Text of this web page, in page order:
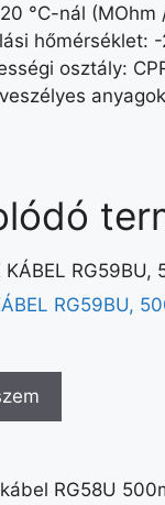
°C-nál (MOhm
hőmérséklet:
osztály:
RG59BU,